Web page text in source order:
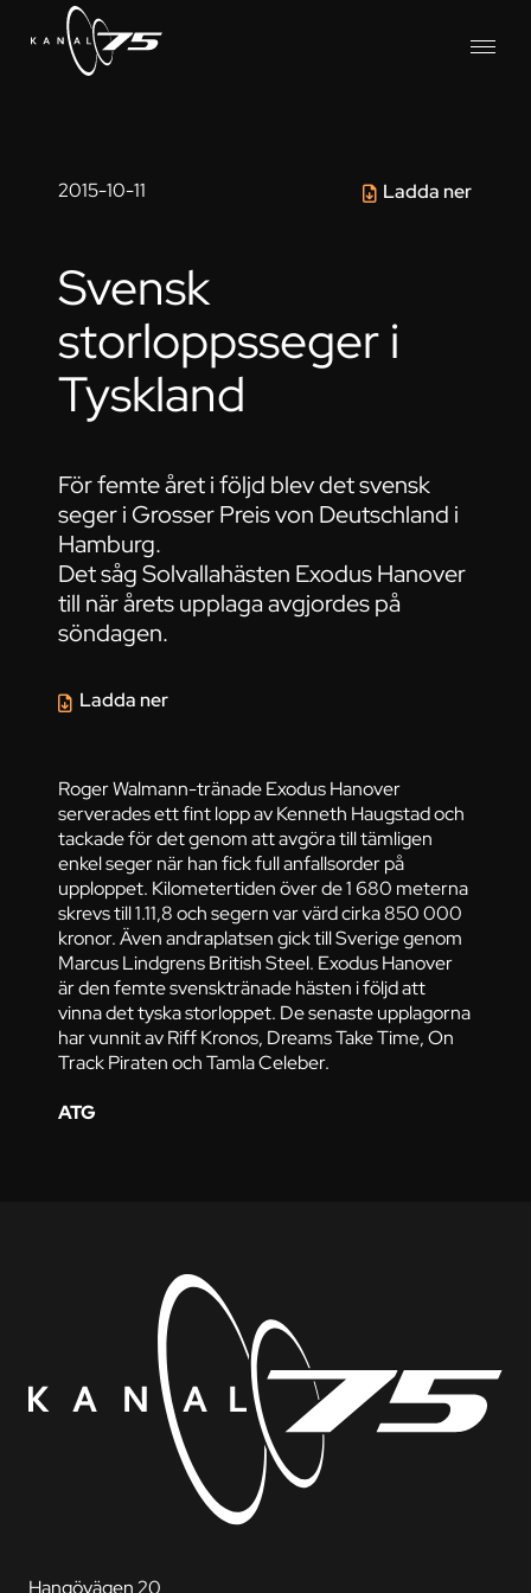
2015-10-11 Ladda ner
Svensk
storloppsseger i
Tyskland
För femte året i följd blev det svensk
seger i Grosser Preis von Deutschland i
Hamburg.
Det såg Solvallahästen Exodus Hanover
till när årets upplaga avgjordes på
söndagen.
Roger Walmann-tränade Exodus Hanover
serverades ett fint lopp av Kenneth Haugstad och
tackade för det genom att avgöra till tämligen
enkel seger när han fick full anfallsorder på
upploppet. Kilometertiden över de 1 680 meterna
skrevs till 1.11,8 och segern var värd cirka 850 000
kronor. Även andraplatsen gick till Sverige genom
Marcus Lindgrens British Steel. Exodus Hanover
är den femte svensktränade hästen i följd att
vinna det tyska storloppet. De senaste upplagorna
har vunnit av Riff Kronos, Dreams Take Time, On
Track Piraten och Tamla Celeber.
Ladda ner
ATG
Hangövägen 20